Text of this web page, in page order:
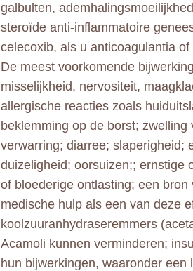
galbulten,
steroïde anti-inflammatoire
celecoxib, als u anticoagulantia
De meest voorkomende
misselijkheid, nervositeit,
allergische reacties zoals
beklemming op de borst;
verwarring; diarree; slaperigheid;
duizeligheid; oorsuizen;; ernstige
of bloederige ontlasting; een
medische hulp als een van deze
koolzuuranhydraseremmers
Acamoli kunnen verminderen;
hun bijwerkingen, waaronder